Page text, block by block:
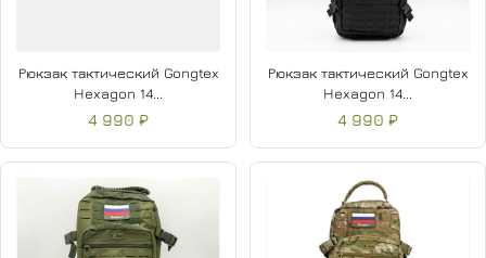
Рюкзак тактический Gongtex
Hexagon 14...
4 990 ₽
Рюкзак тактический Gongtex
Hexagon 14...
4 990 ₽